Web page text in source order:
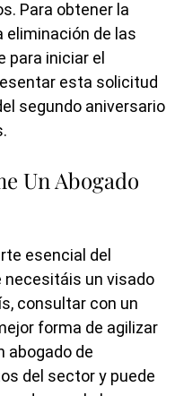
Para obtener la
eliminación de las
para iniciar el
esta solicitud
segundo aniversario
Un Abogado
esencial del
necesitáis un visado
consultar con un
forma de agilizar
abogado de
del sector y puede